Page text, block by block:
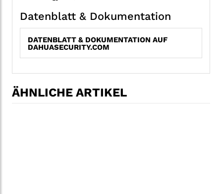
Datenblatt & Dokumentation
DATENBLATT & DOKUMENTATION AUF
DAHUASECURITY.COM
ÄHNLICHE ARTIKEL